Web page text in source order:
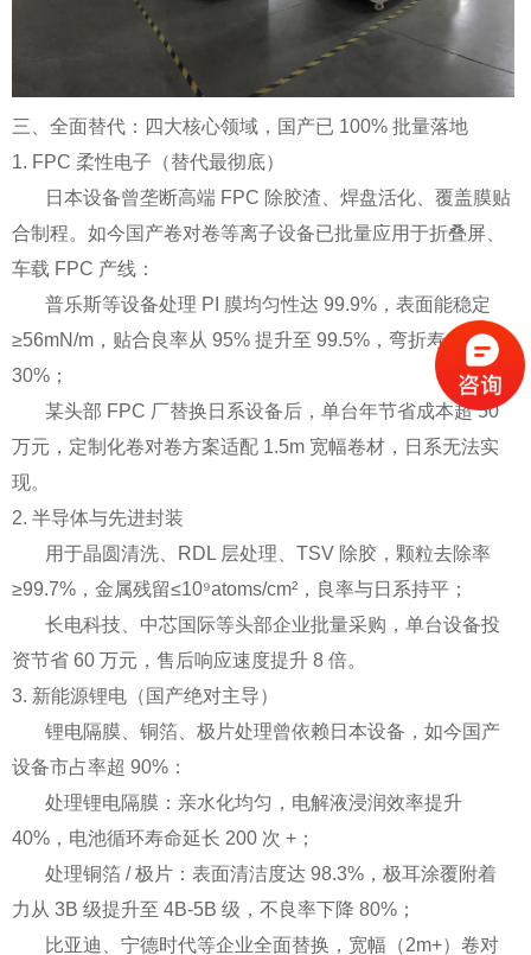
三、全面替代：四大核心领域，国产已 100% 批量落地
1. FPC 柔性电子（替代最彻底）
日本设备曾垄断高端 FPC 除胶渣、焊盘活化、覆盖膜贴
合制程。如今国产卷对卷等离子设备已批量应用于折叠屏、
车载 FPC 产线：
普乐斯等设备处理 PI 膜均匀性达 99.9%，表面能稳定
≥56mN/m，贴合良率从 95% 提升至 99.5%，弯折寿命提升
30%；
某头部 FPC 厂替换日系设备后，单台年节省成本超 50
万元，定制化卷对卷方案适配 1.5m 宽幅卷材，日系无法实
现。
2. 半导体与先进封装
用于晶圆清洗、RDL 层处理、TSV 除胶，颗粒去除率
≥99.7%，金属残留≤10⁹atoms/cm²，良率与日系持平；
长电科技、中芯国际等头部企业批量采购，单台设备投
资节省 60 万元，售后响应速度提升 8 倍。
3. 新能源锂电（国产绝对主导）
锂电隔膜、铜箔、极片处理曾依赖日本设备，如今国产
设备市占率超 90%：
处理锂电隔膜：亲水化均匀，电解液浸润效率提升
40%，电池循环寿命延长 200 次 +；
处理铜箔 / 极片：表面清洁度达 98.3%，极耳涂覆附着
力从 3B 级提升至 4B-5B 级，不良率下降 80%；
比亚迪、宁德时代等企业全面替换，宽幅（2m+）卷对